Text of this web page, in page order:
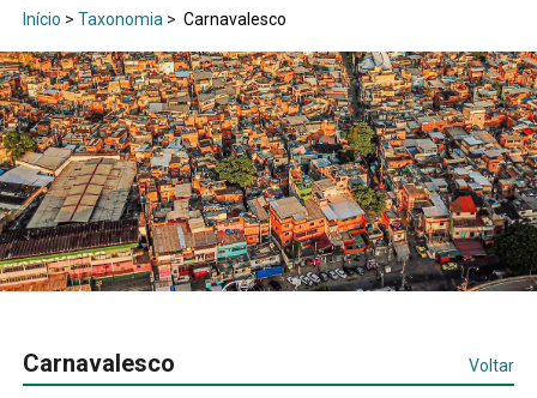
Início > Taxonomia > Carnavalesco
Carnavalesco Voltar